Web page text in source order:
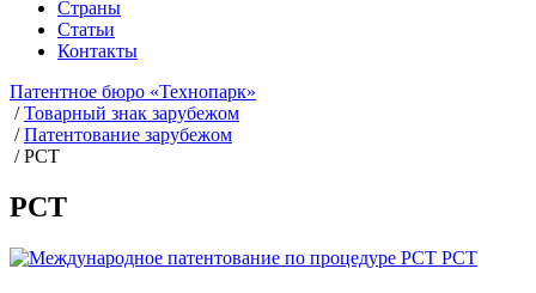
Страны
Статьи
Контакты
Патентное бюро «Технопарк»
/Товарный знак зарубежом
/Патентование зарубежом
/РСТ
РСТ
РСТ